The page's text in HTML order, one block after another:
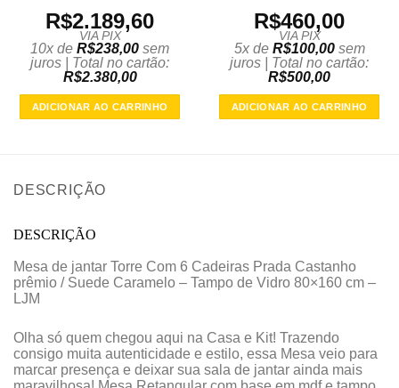
R$2.189,60
VIA PIX
10x de R$238,00 sem
juros | Total no cartão:
R$2.380,00
ADICIONAR AO CARRINHO
R$460,00
VIA PIX
5x de R$100,00sem
juros | Total no cartão:
R$500,00
ADICIONAR AO CARRINHO
DESCRIÇÃO
DESCRIÇÃO
Mesa de jantar Torre Com 6 Cadeiras Prada Castanho
prêmio / Suede Caramelo – Tampo de Vidro 80×160 cm –
LJM
Olha só quem chegou aqui na Casa e Kit! Trazendo
consigo muita autenticidade e estilo, essa Mesa veio para
marcar presença e deixar sua sala de jantar ainda mais